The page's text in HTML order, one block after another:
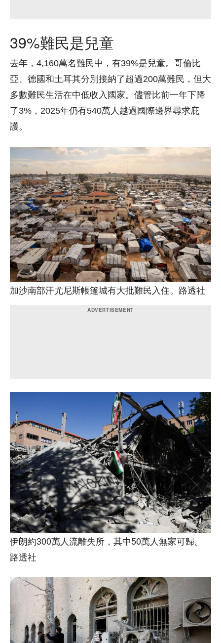
39%難民是兒童
去年，4,160萬名難民中，有39%是兒童。哥倫比
亞、德國和土耳其分別接納了超過200萬難民，但大
多數難民生活在中低收入國家。儘管比前一年下降
了3%，2025年仍有540萬人越過國際邊界尋求庇
護。
加沙南部汗尤尼斯帳篷城有大批難民入住。路透社
伊朗約300萬人流離失所，其中50萬人無家可歸。
路透社